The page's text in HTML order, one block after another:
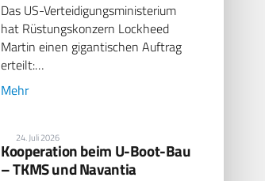
Das US-Verteidigungsministerium
hat Rüstungskonzern Lockheed
Martin einen gigantischen Auftrag
erteilt:…
Mehr
24. Juli 2026
Kooperation beim U-Boot-Bau
– TKMS und Navantia